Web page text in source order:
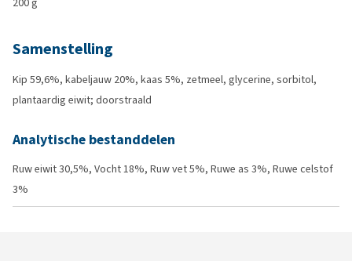
Samenstelling
Kip 59,6%, kabeljauw 20%, kaas 5%, zetmeel, glycerine, sorbitol,
plantaardig eiwit; doorstraald
Analytische bestanddelen
Ruw eiwit 30,5%, Vocht 18%, Ruw vet 5%, Ruwe as 3%, Ruwe celstof
3%